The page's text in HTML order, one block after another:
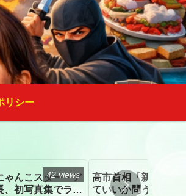
リシー
ゃんこスター・ア
、初写真集でラン
42 views
高市首相「新たな国
ていいか問う」 受